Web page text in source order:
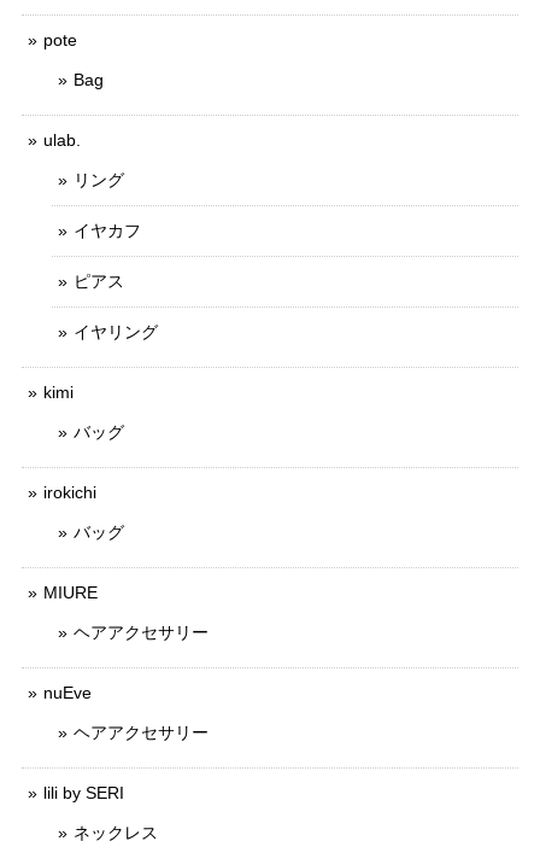
pote
Bag
ulab.
リング
イヤカフ
ピアス
イヤリング
kimi
バッグ
irokichi
バッグ
MIURE
ヘアアクセサリー
nuEve
ヘアアクセサリー
lili by SERI
ネックレス